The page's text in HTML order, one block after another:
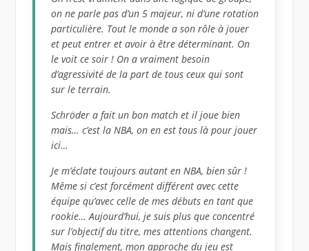
on ne parle pas d’un 5 majeur, ni d’une rotation
particulière. Tout le monde a son rôle à jouer
et peut entrer et avoir à être déterminant. On
le voit ce soir ! On a vraiment besoin
d’agressivité de la part de tous ceux qui sont
sur le terrain.
Schröder a fait un bon match et il joue bien
mais… c’est la NBA, on en est tous là pour jouer
ici…
Je m’éclate toujours autant en NBA, bien sûr !
Même si c’est forcément différent avec cette
équipe qu’avec celle de mes débuts en tant que
rookie… Aujourd’hui, je suis plus que concentré
sur l’objectif du titre, mes attentions changent.
Mais finalement, mon approche du jeu est